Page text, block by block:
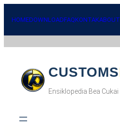
HOMEDOWNLOADFAQKONTAK
Ensiklopedia Bea Cukai